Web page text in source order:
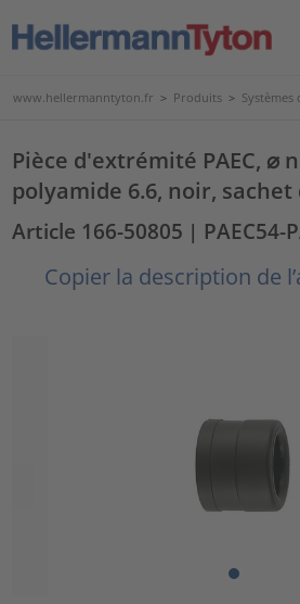
www.hellermanntyton.fr > Produits >
Pièce d'extrémité PAEC, ⌀
polyamide 6.6, noir, sachet
Article 166-50805 | PAEC54-
Copier la description de